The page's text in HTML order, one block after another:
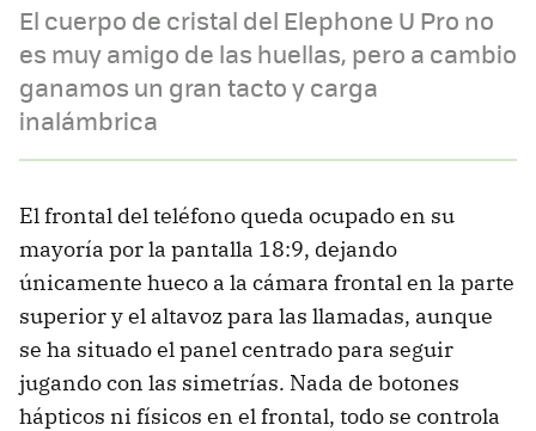
El cuerpo de cristal del Elephone U Pro no
es muy amigo de las huellas, pero a cambio
ganamos un gran tacto y carga
inalámbrica
El frontal del teléfono queda ocupado en su
mayoría por la pantalla 18:9, dejando
únicamente hueco a la cámara frontal en la parte
superior y el altavoz para las llamadas, aunque
se ha situado el panel centrado para seguir
jugando con las simetrías. Nada de botones
hápticos ni físicos en el frontal, todo se controla